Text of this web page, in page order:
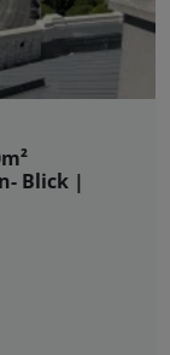
Blick |